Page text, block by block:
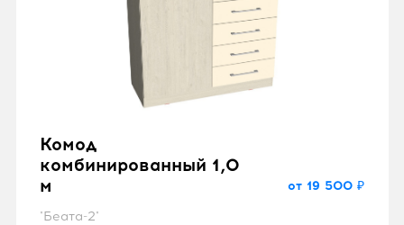
Комод
комбинированный 1,0
м
"Беата-2"
от 19 500 ₽